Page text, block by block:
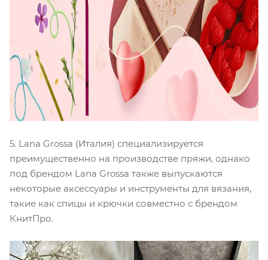
5. Lana Grossa (Италия) специализируется
преимущественно на производстве пряжи, однако
под брендом Lana Grossa также выпускаются
некоторые аксессуары и инструменты для вязания,
такие как спицы и крючки совместно с брендом
КнитПро.